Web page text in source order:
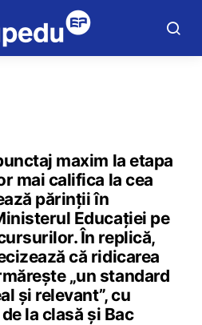
maxim la etapa
mai califica la cea
părinții în
Educației pe
În replică,
că ridicarea
„un standard
și relevant”, cu
la clasă și Bac